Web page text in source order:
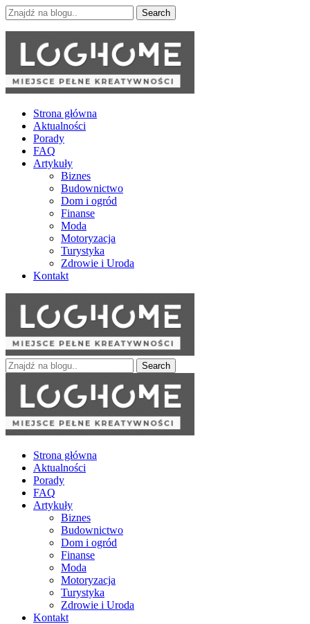
Skip
to
Skip
to
Search
for:
LOGhome
Miejsce pełne kreatywności
Strona główna
Aktualności
Porady
FAQ
Artykuły
Biznes
Budownictwo
Dom i ogród
Finanse
Moda
Motoryzacja
Turystyka
Zdrowie i Uroda
Kontakt
Search
for:
LOGhome
Miejsce pełne kreatywności
Strona główna
Aktualności
Porady
FAQ
Artykuły
Biznes
Budownictwo
Dom i ogród
Finanse
Moda
Motoryzacja
Turystyka
Zdrowie i Uroda
Kontakt